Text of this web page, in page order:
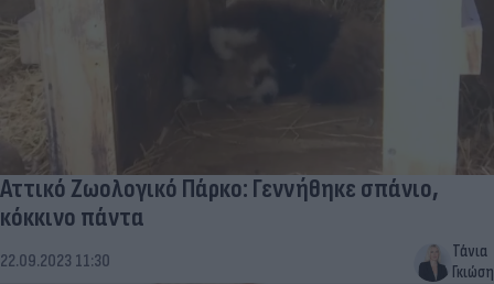
Αττικό Ζωολογικό Πάρκο: Γεννήθηκε σπάνιο,
κόκκινο πάντα
22.09.2023 11:30
Τάνια
Γκιώση